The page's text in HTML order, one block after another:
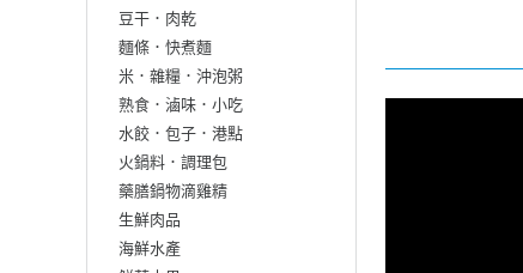
豆干．肉乾
麵條．快煮麵
米．雜糧．沖泡粥
熟食．滷味．小吃
水餃．包子．港點
火鍋料．調理包
藥膳鍋物滴雞精
生鮮肉品
海鮮水產